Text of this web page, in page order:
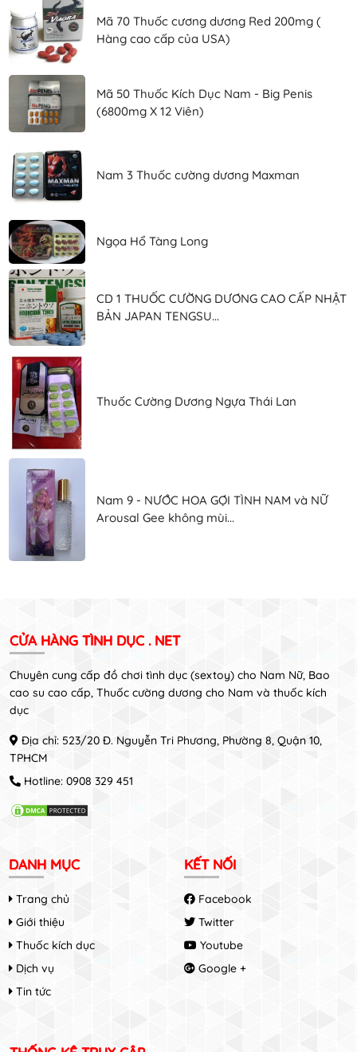
Mã 70 Thuốc cương dương Red 200mg (
Hàng cao cấp của USA)
Mã 50 Thuốc Kích Dục Nam - Big Penis
(6800mg X 12 Viên)
Nam 3 Thuốc cường dương Maxman
Ngọa Hổ Tàng Long
CD 1 THUỐC CƯỜNG DƯƠNG CAO CẤP NHẬT
BẢN JAPAN TENGSU...
Thuốc Cường Dương Ngựa Thái Lan
Nam 9 - NƯỚC HOA GỢI TÌNH NAM và NỮ
Arousal Gee không mùi...
CỬA HÀNG TÌNH DỤC . NET
Chuyên cung cấp đồ chơi tình dục (sextoy) cho Nam Nữ, Bao
cao su cao cấp, Thuốc cường dương cho Nam và thuốc kích
dục
Địa chỉ: 523/20 Đ. Nguyễn Tri Phương, Phường 8, Quận 10,
TPHCM
Hotline: 0908 329 451
DANH MỤC
Trang chủ
Giới thiệu
Thuốc kích dục
Dịch vụ
Tin tức
KẾT NỐI
Facebook
Twitter
Youtube
Google +